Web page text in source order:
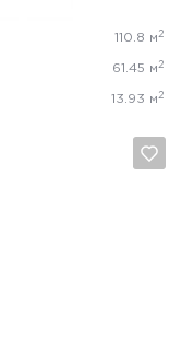
110.8 м 2
61.45 м 2
13.93 м 2